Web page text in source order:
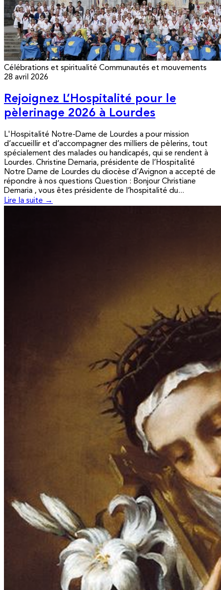
Célébrations et spiritualité Communautés et mouvements
28 avril 2026
Rejoignez L’Hospitalité pour le
pèlerinage 2026 à Lourdes
L'Hospitalité Notre-Dame de Lourdes a pour mission
d’accueillir et d’accompagner des milliers de pèlerins, tout
spécialement des malades ou handicapés, qui se rendent à
Lourdes. Christine Demaria, présidente de l’Hospitalité
Notre Dame de Lourdes du diocèse d’Avignon a accepté de
répondre à nos questions Question : Bonjour Christiane
Demaria , vous êtes présidente de l’hospitalité du...
Lire la suite →